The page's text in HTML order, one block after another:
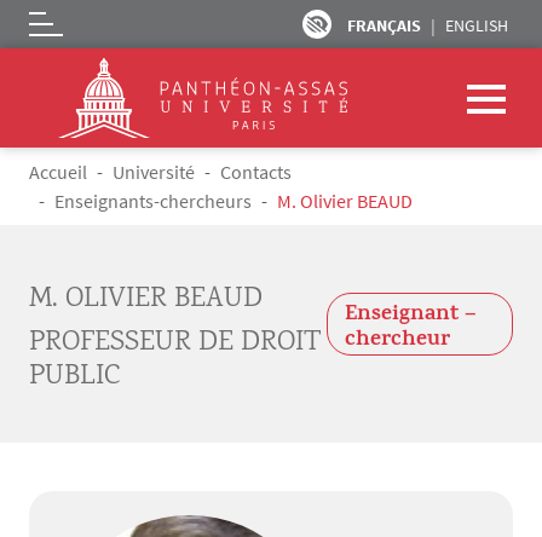
Aller au contenu principal
FRANÇAIS ENGLISH
Logo
Fil d'Ariane
Accueil Université
Contacts
Enseignants-chercheurs
M. Olivier BEAUD
M. OLIVIER BEAUD
PROFESSEUR DE DROIT
PUBLIC
Enseignant –
chercheur